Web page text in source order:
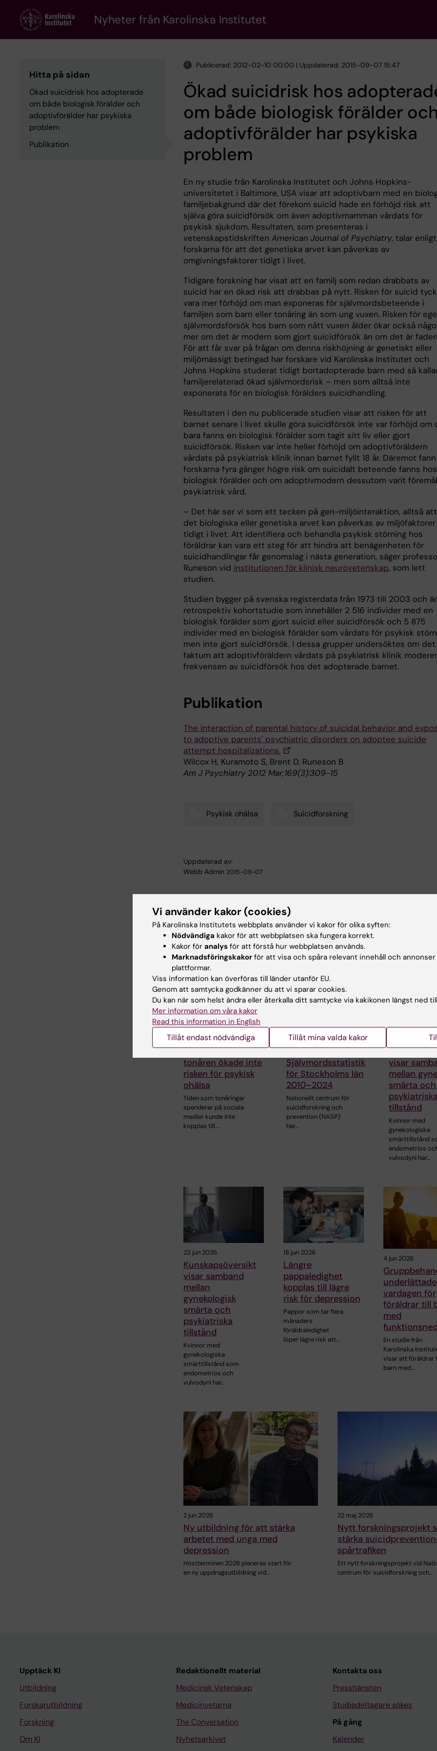
content
Nyheter från Karolinska Institutet
Hitta på sidan
Ökad suicidrisk hos adopterade
om både biologisk förälder och
adoptivförälder har psykiska
problem
Publikation
Publicerad: 2012-02-10 00:00 | Uppdaterad: 2015-09-07 15:47
Ökad suicidrisk hos
om både biologisk förälder
adoptivförälder har psykiska
problem
En ny studie från Karolinska Institutet och Johns Hopkins-
universitetet i Baltimore, USA visar att adoptivbarn med en
familjebakgrund där det förekom suicid hade en förhöjd risk att
själva göra suicidförsök om även adoptivmamman vårdats för
psykisk sjukdom. Resultaten, som presenteras i
vetenskapstidskriften American Journal of Psychiatry, talar enligt
forskarna för att det genetiska arvet kan påverkas av
omgivningsfaktorer tidigt i livet.
Tidigare forskning har visat att en familj som redan drabbats av
suicid har en ökad risk att drabbas på nytt. Risken för suicid
vara mer förhöjd om man exponeras för självmordsbeteende i
familjen som barn eller tonåring än som ung vuxen. Risken för
självmordsförsök hos barn som nått vuxen ålder ökar också
mer om det är modern som gjort suicidförsök än om det är
För att får svar på frågan om denna riskhöjning är genetiskt eller
miljömässigt betingad har forskare vid Karolinska Institutet och
Johns Hopkins studerat tidigt bortadopterade barn med så
familjerelaterad ökad självmordsrisk – men som alltså inte
exponerats för en biologisk förälders suicidhandling.
Resultaten i den nu publicerade studien visar att risken för att
barnet senare i livet skulle göra suicidförsök inte var förhöjd om
bara fanns en biologisk förälder som tagit sitt liv eller gjort
suicidförsök. Risken var inte heller förhöjd om adoptivföräldern
vårdats på psykiatrisk klinik innan barnet fyllt 18 år. Däremot fann
forskarna fyra gånger högre risk om suicidalt beteende fanns
biologisk förälder och om adoptivmodern dessutom varit
psykiatrisk vård.
– Det här ser vi som ett tecken på gen-miljöinteraktion, alltså att
det biologiska eller genetiska arvet kan påverkas av miljöfaktorer
tidigt i livet. Att identifiera och behandla psykisk störning hos
föräldrar kan vara ett steg för att hindra att benägenheten för
suicidhandlingar får genomslag i nästa generation, säger
Runeson vid institutionen för klinisk neurovetenskap, som lett
studien.
Studien bygger på svenska registerdata från 1973 till 2003 och
retrospektiv kohortstudie som innehåller 2 516 individer med en
biologisk förälder som gjort suicid eller suicidförsök och 5 875
individer med en biologisk förälder som vårdats för psykisk
men inte gjort suicidförsök. I dessa grupper undersöktes om det
faktum att adoptivföräldern vårdats på psykiatrisk klinik
frekvensen av suicidförsök hos det adopterade barnet.
Publikation
The interaction of parental history of suicidal behavior and
to adoptive parents' psychiatric disorders on adoptee suicide
attempt hospitalizations.
Wilcox H, Kuramoto S, Brent D, Runeson B
Am J Psychiatry 2012 Mar;169(3):309-15
Psykisk ohälsa Suicidforskning
Uppdaterad av:
Webb Admin 2015-09-07
Dela
Relaterade artiklar
21 jul 2026
Sociala medier i
tonåren ökade inte
risken för psykisk
ohälsa
Tiden som tonåringar
spenderar på sociala
medier kunde inte
kopplas till…
25 jun 2026
Ny statistikrapport:
Självmordsstatistik
för Stockholms län
2010–2024
Nationellt centrum för
suicidforskning och
prevention (NASP)
har…
visar
mellan
smärta och
tillstånd
Kvinnor med
gynekologiska
smärttillstånd
endometrios
vulvodyni har…
23 jun 2026
Kunskapsöversikt
visar samband
mellan
gynekologisk
smärta och
psykiatriska
tillstånd
Kvinnor med
gynekologiska
smärttillstånd som
endometrios och
vulvodyni har…
18 jun 2026
Längre
pappaledighet
kopplas till lägre
risk för depression
Pappor som tar flera
månaders
föräldraledighet
löper lägre risk att…
4 jun 2026
underlättade
vardagen för
föräldrar till
med
En studie från
Karolinska
visar att föräldrar
barn med…
2 jun 2026
Ny utbildning för att stärka
arbetet med unga med
depression
Höstterminen 2026 planeras start för
en ny uppdragsutbildning vid…
22 maj 2026
Nytt forskningsprojekt
stärka
spårtrafiken
Ett nytt forskningsprojekt vid
centrum för suicidforskning och…
Upptäck KI
Utbildning
Forskarutbildning
Forskning
Om KI
Redaktionellt material
Medicinsk Vetenskap
Medicinvetarna
The Conversation
Nyhetsarkivet
Kontakta oss
Presstjänsten
Studiedeltagare sökes
På gång
Kalender
Vi använder kakor (cookies)
På Karolinska Institutets webbplats använder vi kakor för olika syften:
Nödvändiga kakor för att webbplatsen ska fungera korrekt.
Kakor för analys för att förstå hur webbplatsen används.
Marknadsföringskakor för att visa och spåra relevant innehåll och
plattformar.
Viss information kan överföras till länder utanför EU.
Genom att samtycka godkänner du att vi sparar cookies.
Du kan när som helst ändra eller återkalla ditt samtycke via kakikonen längst ned
Mer information om våra kakor
Read this information in English
Tillåt endast nödvändiga Tillåt mina valda kakor